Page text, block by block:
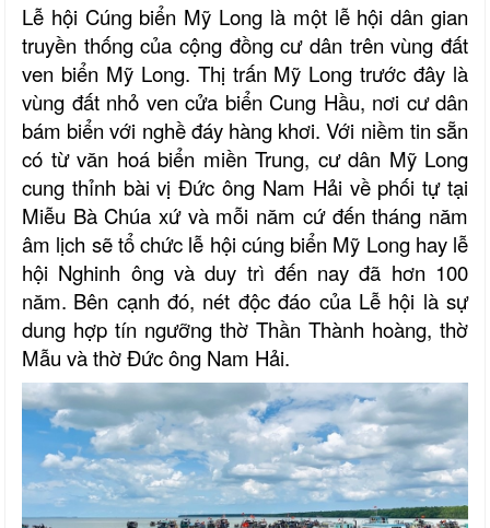
Lễ hội Cúng biển Mỹ Long là một lễ hội dân gian
truyền thống của cộng đồng cư dân trên vùng đất
ven biển Mỹ Long. Thị trấn Mỹ Long trước đây là
vùng đất nhỏ ven cửa biển Cung Hầu, nơi cư dân
bám biển với nghề đáy hàng khơi. Với niềm tin sẵn
có từ văn hoá biển miền Trung, cư dân Mỹ Long
cung thỉnh bài vị Đức ông Nam Hải về phối tự tại
Miễu Bà Chúa xứ và mỗi năm cứ đến tháng năm
âm lịch sẽ tổ chức lễ hội cúng biển Mỹ Long hay lễ
hội Nghinh ông và duy trì đến nay đã hơn 100
năm. Bên cạnh đó, nét độc đáo của Lễ hội là sự
dung hợp tín ngưỡng thờ Thần Thành hoàng, thờ
Mẫu và thờ Đức ông Nam Hải.